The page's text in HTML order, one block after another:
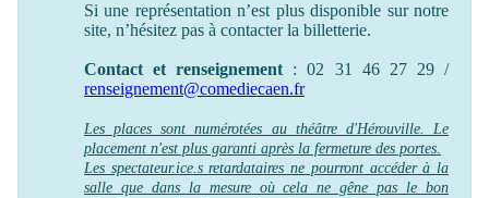
Si une représentation n’est plus disponible sur notre
site, n’hésitez pas à contacter la billetterie.
Contact et renseignement : 02 31 46 27 29 /
renseignement@comediecaen.fr
Les places sont numérotées au théâtre d'Hérouville. Le
placement n'est plus garanti après la fermeture des portes.
Les spectateur.ice.s retardataires ne pourront accéder à la
salle que dans la mesure où cela ne gêne pas le bon